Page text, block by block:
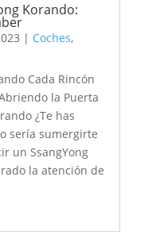
Korando:
| Coches,
Cada Rincón
la Puerta
¿Te has
sería sumergirte
un SsangYong
la atención de